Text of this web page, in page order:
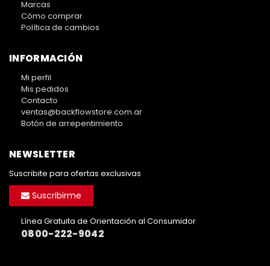
Marcas
Cómo comprar
Política de cambios
INFORMACIÓN
Mi perfil
Mis pedidos
Contacto
ventas@backflowstore.com.ar
Botón de arrepentimiento
NEWSLETTER
Suscribite para ofertas exclusivas
Suscribirme
Línea Gratuita de Orientación al Consumidor
0800-222-9042